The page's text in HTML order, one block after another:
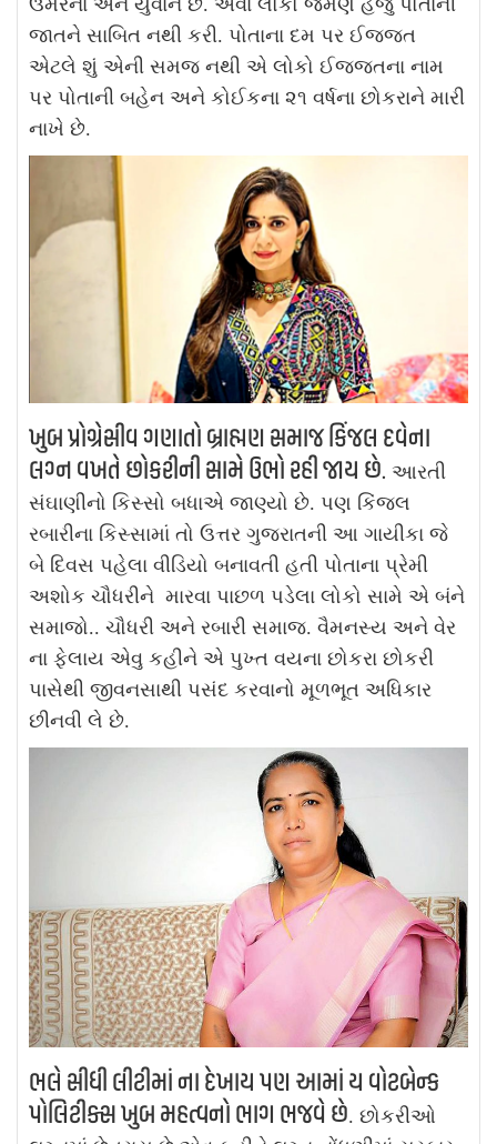
ઉંમરના અને યુવાન છે. એવા લોકો જેમણે હજુ પોતાની
જાતને સાબિત નથી કરી. પોતાના દમ પર ઈજ્જત
એટલે શું એની સમજ નથી એ લોકો ઈજ્જતના નામ
પર પોતાની બહેન અને કોઈકના ૨૧ વર્ષના છોકરાને મારી
નાખે છે.
ખુબ પ્રોગ્રેસીવ ગણાતો બ્રાહ્મણ સમાજ કિંજલ દવેના
લગ્ન વખતે છોકરીની સામે ઉભો રહી જાય છે. આરતી
સંઘાણીનો કિસ્સો બધાએ જાણ્યો છે. પણ કિંજલ
રબારીના કિસ્સામાં તો ઉત્તર ગુજરાતની આ ગાયીકા જે
બે દિવસ પહેલા વીડિયો બનાવતી હતી પોતાના પ્રેમી
અશોક ચૌધરીને મારવા પાછળ પડેલા લોકો સામે એ બંને
સમાજો.. ચૌધરી અને રબારી સમાજ. વૈમનસ્ય અને વેર
ના ફેલાય એવુ કહીને એ પુખ્ત વયના છોકરા છોકરી
પાસેથી જીવનસાથી પસંદ કરવાનો મૂળભૂત અધિકાર
છીનવી લે છે.
ભલે સીધી લીટીમાં ના દેખાય પણ આમાં ય વોટબેન્ક
પોલિટીક્સ ખુબ મહત્વનો ભાગ ભજવે છે. છોકરીઓ